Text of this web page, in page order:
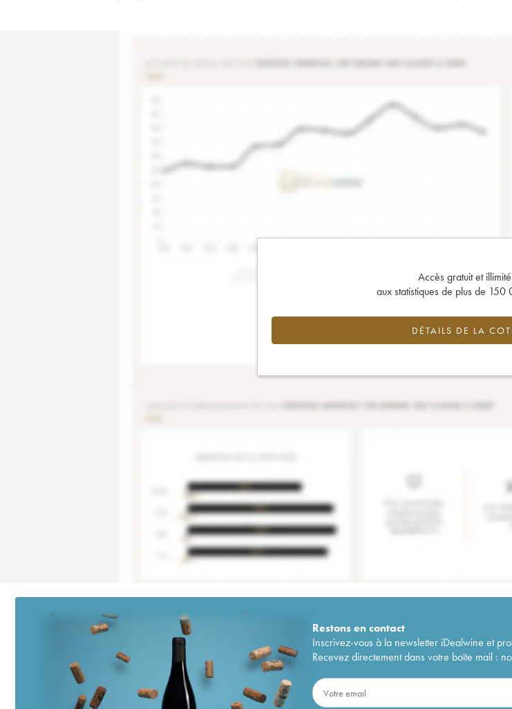
Accès gratuit et illimité
aux statistiques de plus de 150
DÉTAILS DE LA
Restons encontact
Inscrivez-vous à la newsletter iDealwine et
Recevez directement dans votre boîte mail :